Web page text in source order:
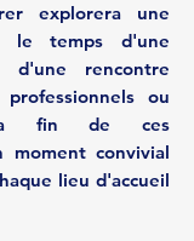
explorera une
le temps d'une
d'une rencontre
ou
fin de ces
moment convivial
lieu d'accueil